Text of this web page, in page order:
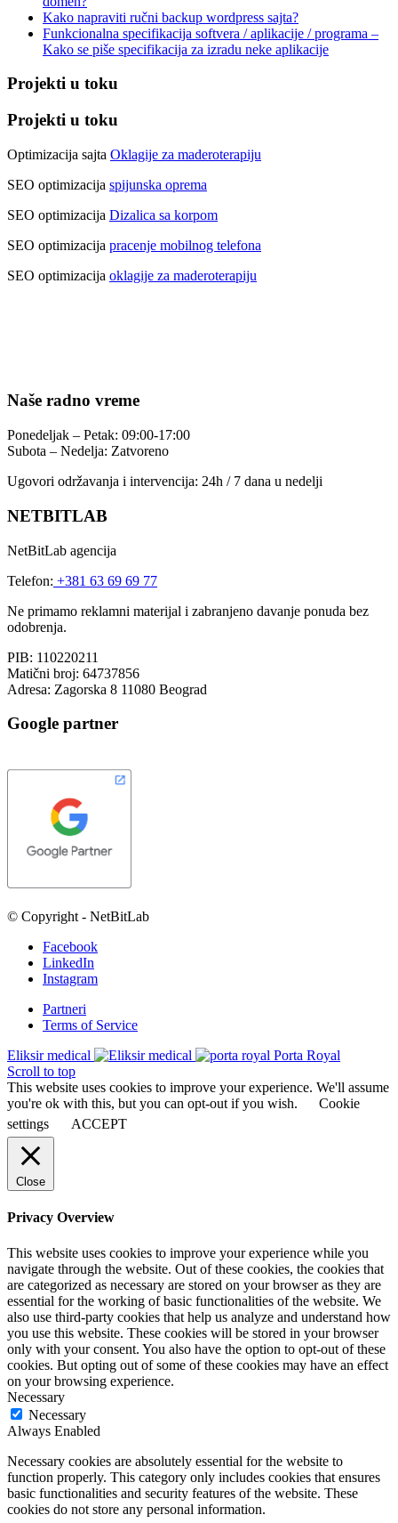
Kako napraviti ručni backup wordpress sajta?
Funkcionalna specifikacija softvera / aplikacije / programa –
Kako se piše specifikacija za izradu neke aplikacije
Projekti u toku
Projekti u toku
Optimizacija sajta Oklagije za maderoterapiju
SEO optimizacija spijunska oprema
SEO optimizacija Dizalica sa korpom
SEO optimizacija pracenje mobilnog telefona
SEO optimizacija oklagije za maderoterapiju
Naše radno vreme
Ponedeljak – Petak: 09:00-17:00
Subota – Nedelja: Zatvoreno
Ugovori održavanja i intervencija: 24h / 7 dana u nedelji
NETBITLAB
NetBitLab agencija
Telefon: +381 63 69 69 77
Ne primamo reklamni materijal i zabranjeno davanje ponuda bez
odobrenja.
PIB: 110220211
Matični broj: 64737856
Adresa: Zagorska 8 11080 Beograd
Google partner
© Copyright - NetBitLab
Facebook
LinkedIn
Instagram
Partneri
Terms of Service
Eliksir medical
Porta Royal
Scroll to top
This website uses cookies to improve your experience. We'll assume
you're ok with this, but you can opt-out if you wish.
Cookie
settings
ACCEPT
Close
Privacy Overview
This website uses cookies to improve your experience while you
navigate through the website. Out of these cookies, the cookies that
are categorized as necessary are stored on your browser as they are
essential for the working of basic functionalities of the website. We
also use third-party cookies that help us analyze and understand how
you use this website. These cookies will be stored in your browser
only with your consent. You also have the option to opt-out of these
cookies. But opting out of some of these cookies may have an effect
on your browsing experience.
Necessary
Necessary
Always Enabled
Necessary cookies are absolutely essential for the website to
function properly. This category only includes cookies that ensures
basic functionalities and security features of the website. These
cookies do not store any personal information.